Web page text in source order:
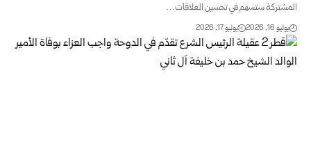
المشتركة ستسهم في تحسين العلاقات…
يوليو 16, 2026 يوليو 17, 2026